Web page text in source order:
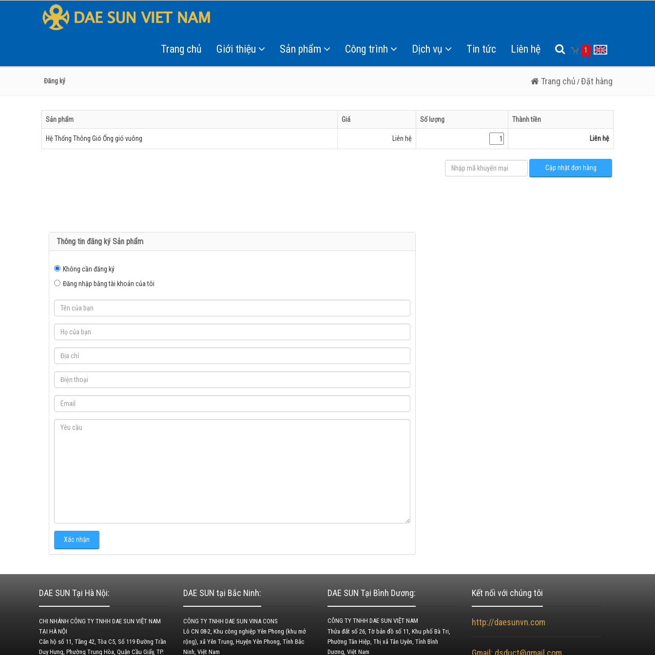
Trang chủ Giới thiệu Sản phẩm Công trình Dịch vụ Tin tức Liên hệ 1
Đăng ký Trang chủ /Đặt hàng
Sản phẩm Giá Số lượng Thành tiền
Hệ Thống Thông Gió Ống gió vuông Liên hệ Liên hệ
Thông tin đăng ký Sản phẩm
Không cần đăng ký
Đăng nhập bằng tài khoản của tôi
DAE SUN Tại Hà Nội:
CHI NHÁNH CÔNG TY TNHH DAE SUN VIỆT NAM
TẠI HÀ NỘI
Căn hộ số 11, Tầng 42, Tòa C5, Số 119 Đường Trần
Duy Hưng, Phường Trung Hòa, Quận Cầu Giấy, TP.
DAE SUN tại Bắc Ninh:
CÔNG TY TNHH DAE SUN VINA CONS
Lô CN 08-2, Khu công nghiệp Yên Phong (khu mở
rộng), xã Yên Trung, Huyện Yên Phong, Tỉnh Bắc
Ninh, Việt Nam
DAE SUN Tại Bình Dương:
CÔNG TY TNHH DAE SUN VIỆT NAM
Thửa đất số 26, Tờ bản đồ số 11, Khu phố Bà Tri,
Phường Tân Hiệp, Thị xã Tân Uyên, Tỉnh Bình
Dương, Việt Nam
Kết nối với chúng tôi
http://daesunvn.com
Gmail: dsduct@gmail.com